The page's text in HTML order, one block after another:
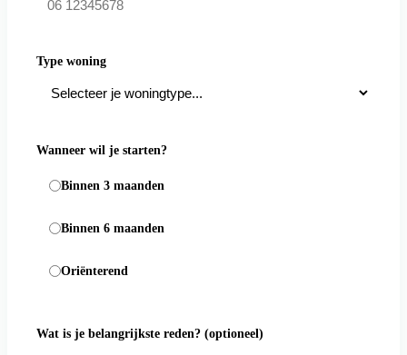
Type woning
Wanneer wil je starten?
Binnen 3 maanden
Binnen 6 maanden
Oriënterend
Wat is je belangrijkste reden? (optioneel)